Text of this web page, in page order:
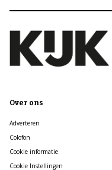
Over ons
Adverteren
Colofon
Cookie informatie
Cookie Instellingen